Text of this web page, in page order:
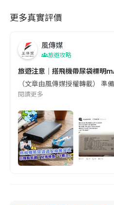
更多真實評價
風傳媒
旅遊攻略
旅遊注意｜搭飛機帶尿袋標明
（文章由風傳媒授權轉載）
閱讀更多